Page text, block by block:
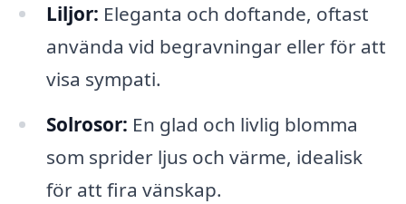
Liljor: Eleganta och doftande, oftast
använda vid begravningar eller för att
visa sympati.
Solrosor: En glad och livlig blomma
som sprider ljus och värme, idealisk
för att fira vänskap.